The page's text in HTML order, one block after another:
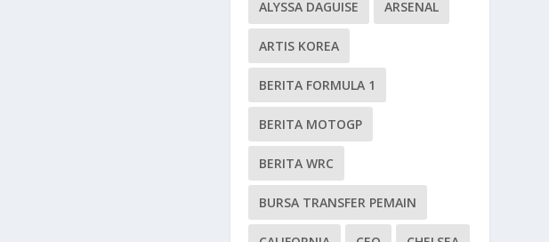
ALYSSA DAGUISE ARSENAL
ARTIS KOREA
BERITA FORMULA 1
BERITA MOTOGP
BERITA WRC
BURSA TRANSFER PEMAIN